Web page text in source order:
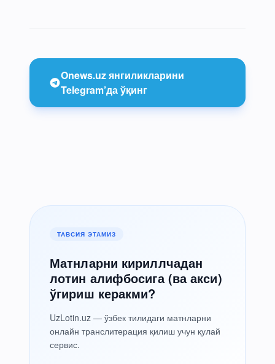
Onews.uz янгиликларини
Telegram’да ўқинг
ТАВСИЯ ЭТАМИЗ
Матнларни кириллчадан
лотин алифбосига (ва акси)
ўгириш керакми?
UzLotin.uz — ўзбек тилидаги матнларни
онлайн транслитерация қилиш учун қулай
сервис.